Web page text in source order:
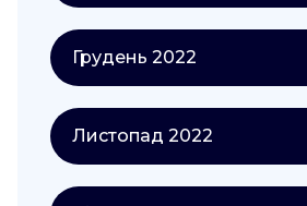
Грудень 2022
Листопад 2022